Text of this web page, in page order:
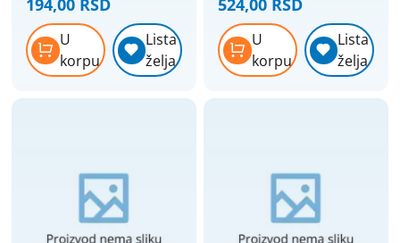
194,00 RSD
U
korpu
Lista
želja
524,00 RSD
U
korpu
Lista
želja